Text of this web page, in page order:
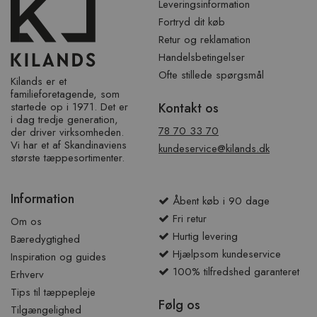
Kilands er et
familieforetagende, som
startede op i 1971. Det er
i dag tredje generation,
der driver virksomheden.
Vi har et af ​​Skandinaviens
største tæppesortimenter.
Leveringsinformation
Fortryd dit køb
Retur og reklamation
Handelsbetingelser
Ofte stillede spørgsmål
Kontakt os
78 70 33 70
kundeservice@kilands.dk
Information
Om os
Bæredygtighed
Inspiration og guides
Erhverv
Tips til tæppepleje
Tilgængelighed
Åbent køb i 90 dage
Fri retur
Hurtig levering
Hjælpsom kundeservice
100% tilfredshed garanteret
Følg os